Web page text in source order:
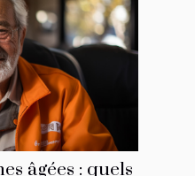
âgées : quels